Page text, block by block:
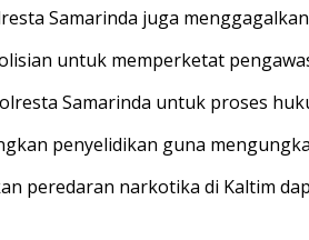
Samarinda juga
untuk memperketat
Samarinda untuk proses
penyelidikan guna
peredaran narkotika di Kaltim